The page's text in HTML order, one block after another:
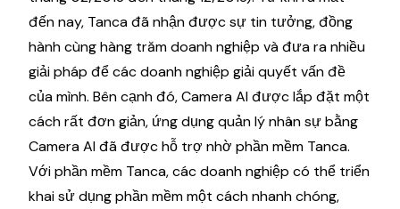
đến nay, Tanca đã nhận được sự tin tưởng, đồng
hành cùng hàng trăm doanh nghiệp và đưa ra nhiều
giải pháp để các doanh nghiệp giải quyết vấn đề
của mình. Bên cạnh đó, Camera AI được lắp đặt một
cách rất đơn giản, ứng dụng quản lý nhân sự bằng
Camera AI đã được hỗ trợ nhờ phần mềm Tanca.
Với phần mềm Tanca, các doanh nghiệp có thể triển
khai sử dụng phần mềm một cách nhanh chóng,